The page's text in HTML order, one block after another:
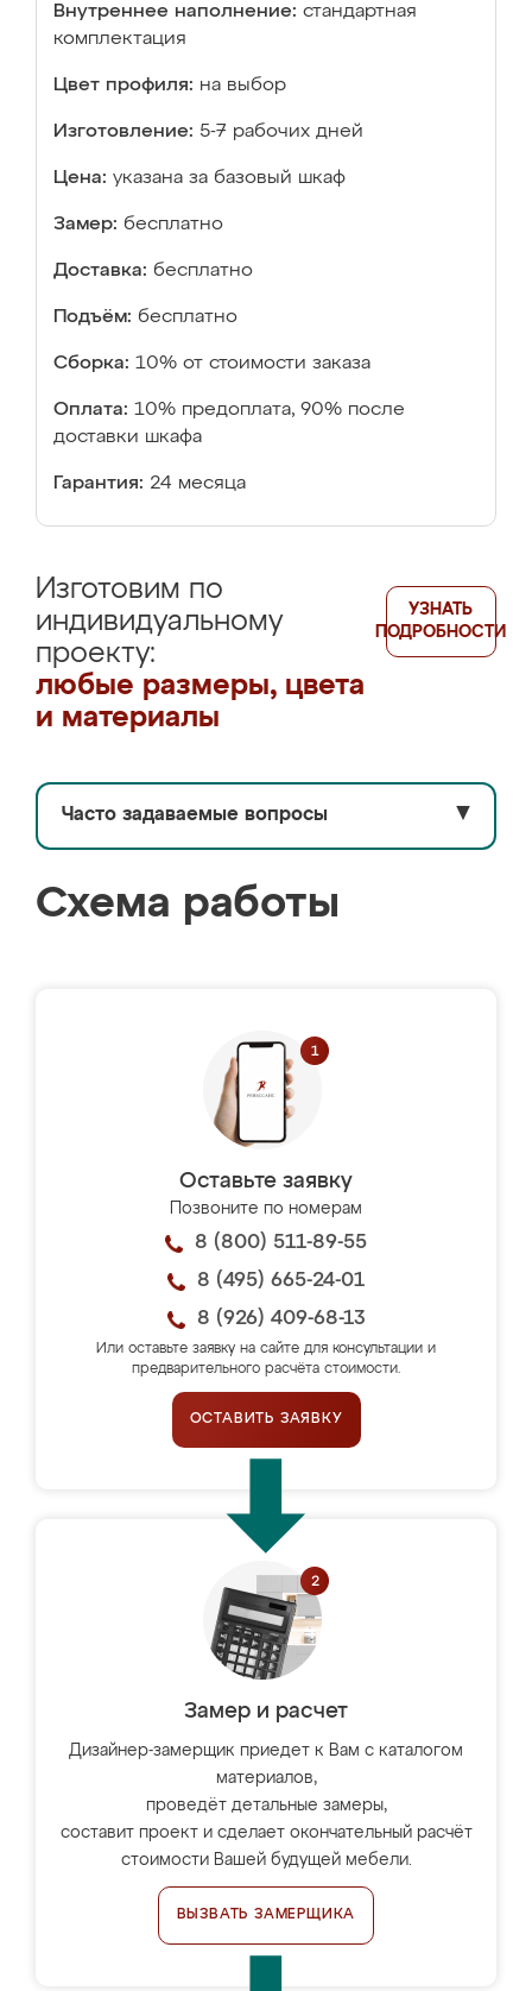
Внутреннее наполнение: стандартная
комплектация
Цвет профиля: на выбор
Изготовление: 5-7 рабочих дней
Цена: указана за базовый шкаф
Замер: бесплатно
Доставка: бесплатно
Подъём: бесплатно
Сборка: 10% от стоимости заказа
Оплата: 10% предоплата, 90% после
доставки шкафа
Гарантия: 24 месяца
Изготовим по
индивидуальному
проекту:
любые размеры, цвета
и материалы
УЗНАТЬ
ПОДРОБНОСТИ
Часто задаваемые вопросы ▼
Схема работы
Оставьте заявку
Позвоните по номерам
8 (800) 511-89-55
8 (495) 665-24-01
8 (926) 409-68-13
Или оставьте заявку на сайте для консультации и
предварительного расчёта стоимости.
ОСТАВИТЬ ЗАЯВКУ
Замер и расчет
Дизайнер-замерщик приедет к Вам с каталогом
материалов,
проведёт детальные замеры,
составит проект и сделает окончательный расчёт
стоимости Вашей будущей мебели.
ВЫЗВАТЬ ЗАМЕРЩИКА